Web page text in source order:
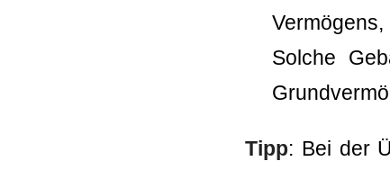
Solche
Tipp: Bei der